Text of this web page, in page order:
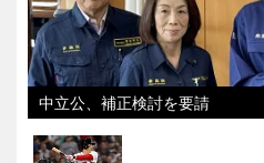
中立公、補正検討を要請